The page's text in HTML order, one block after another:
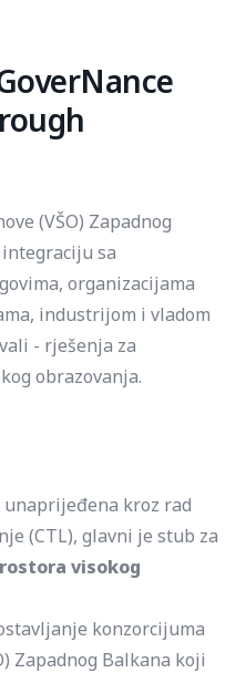
(VŠO) Zapadnog
sa
organizacijama
industrijom i vladom
- rješenja za
obrazovanja.
unaprijeđena kroz rad
(CTL), glavni je stub za
visokog
konzorcijuma
Zapadnog Balkana koji